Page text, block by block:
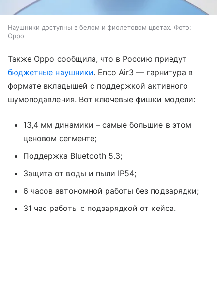
Наушники доступны в белом и фиолетовом цветах. Фото:
Oppo
Также Oppo сообщила, что в Россию приедут
бюджетные наушники. Enco Air3 — гарнитура в
формате вкладышей с поддержкой активного
шумоподавления. Вот ключевые фишки модели:
13,4 мм динамики – самые большие в этом
ценовом сегменте;
Поддержка Bluetooth 5.3;
Защита от воды и пыли IP54;
6 часов автономной работы без подзарядки;
31 час работы с подзарядкой от кейса.